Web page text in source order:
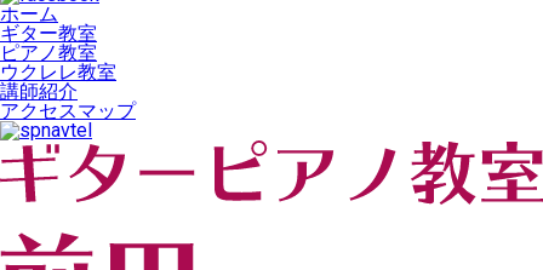
ホーム
ギター教室
ピアノ教室
ウクレレ教室
講師紹介
アクセスマップ